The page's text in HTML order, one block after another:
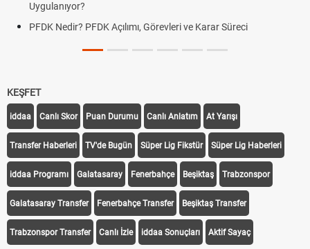
Uygulanıyor?
PFDK Nedir? PFDK Açılımı, Görevleri ve Karar Süreci
KEŞFET
iddaa Canlı Skor Puan Durumu Canlı Anlatım At Yarışı
Transfer Haberleri TV'de Bugün Süper Lig Fikstür Süper Lig Haberleri
iddaa Programı Galatasaray Fenerbahçe Beşiktaş Trabzonspor
Galatasaray Transfer Fenerbahçe Transfer Beşiktaş Transfer
Trabzonspor Transfer Canlı İzle iddaa Sonuçları Aktif Sayaç